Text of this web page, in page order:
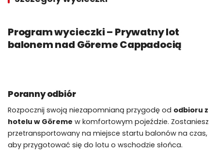
Program wycieczki – Prywatny lot
balonem nad Göreme Cappadocią
Poranny odbiór
Rozpocznij swoją niezapomnianą przygodę od odbioru z
hotelu w Göreme w komfortowym pojeździe. Zostaniesz
przetransportowany na miejsce startu balonów na czas,
aby przygotować się do lotu o wschodzie słońca.